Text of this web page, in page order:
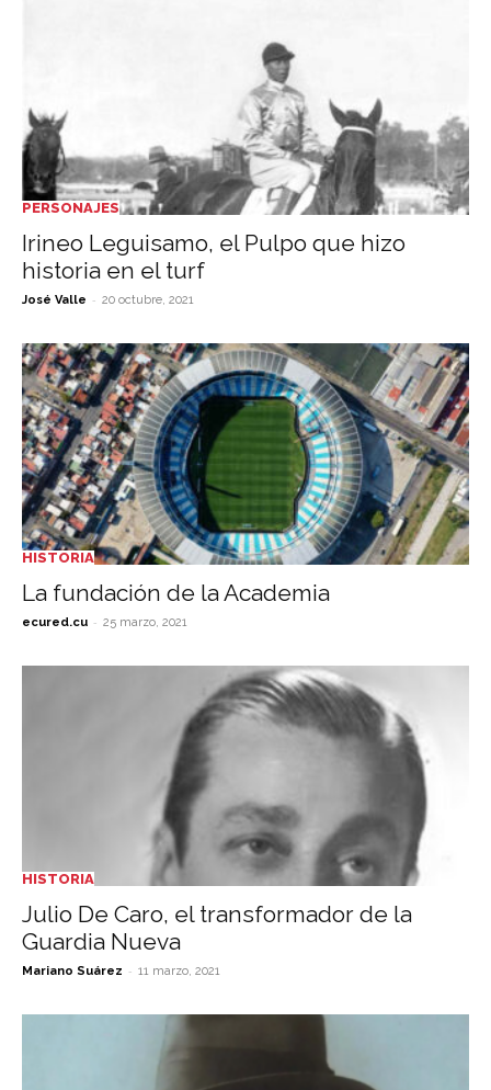
PERSONAJES
Irineo Leguisamo, el Pulpo que hizo
historia en el turf
José Valle - 20 octubre, 2021
HISTORIA
La fundación de la Academia
ecured.cu - 25 marzo, 2021
HISTORIA
Julio De Caro, el transformador de la
Guardia Nueva
Mariano Suárez - 11 marzo, 2021